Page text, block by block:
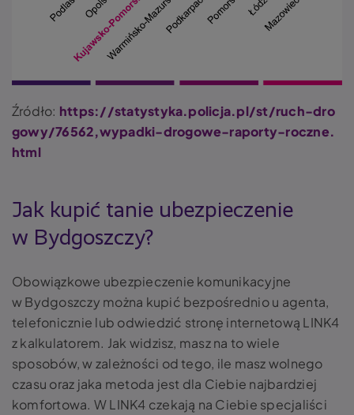
Źródło: https://statystyka.policja.pl/st/ruch-dro
gowy/76562,wypadki-drogowe-raporty-roczne.
html
Jak kupić tanie ubezpieczenie
w Bydgoszczy?
Obowiązkowe ubezpieczenie komunikacyjne
w Bydgoszczy można kupić bezpośrednio u agenta,
telefonicznie lub odwiedzić stronę internetową LINK4
z kalkulatorem. Jak widzisz, masz na to wiele
sposobów, w zależności od tego, ile masz wolnego
czasu oraz jaka metoda jest dla Ciebie najbardziej
komfortowa. W LINK4 czekają na Ciebie specjaliści